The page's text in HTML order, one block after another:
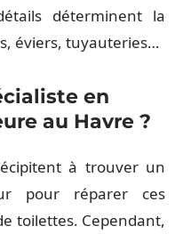
déterminent la
éviers, tuyauteries…
en
au Havre ?
à trouver un
pour réparer ces
toilettes. Cependant,